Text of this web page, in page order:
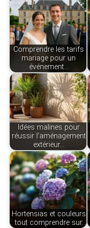
Comprendre les tarifs
mariage pour un
événement…
Idées malines pour
réussir l’aménagement
extérieur…
Hortensias et couleurs
: tout comprendre sur…